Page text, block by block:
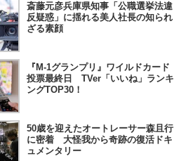
斎藤元彦兵庫県知事「公職選挙法違
反疑惑」に揺れる美人社長の知られ
ざる素顔
『M-1グランプリ』ワイルドカード
投票最終日 TVer「いいね」ランキ
ングTOP30！
50歳を迎えたオートレーサー森且行
に密着 大怪我から奇跡の復活ドキ
ュメンタリー